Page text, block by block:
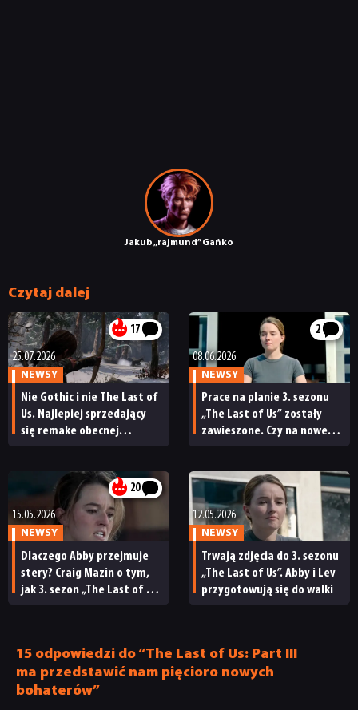
NEWSY
RECENZJE
Jakub „rajmund” Gańko
Czytaj dalej
17
25.07.2026
NEWSY
Nie Gothic i nie The Last of
Us. Najlepiej sprzedający
się remake obecnej
2
08.06.2026
NEWSY
Prace na planie 3. sezonu
„The Last of Us” zostały
zawieszone. Czy na nowe
20
15.05.2026
NEWSY
Dlaczego Abby przejmuje
stery? Craig Mazin o tym,
jak 3. sezon „The Last of Us”
12.05.2026
NEWSY
Trwają zdjęcia do 3. sezonu
„The Last of Us”. Abby i Lev
przygotowują się do walki
15 odpowiedzi do “The Last of Us: Part III
ma przedstawić nam pięcioro nowych
bohaterów”